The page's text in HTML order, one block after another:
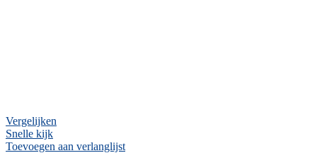
Vergelijken
Snelle kijk
Toevoegen aan verlanglijst